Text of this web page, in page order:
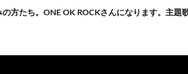
方たち。ONE OK ROCKさんになります。主題